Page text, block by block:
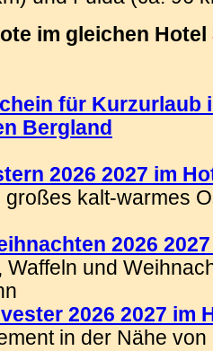
im gleichen Hotel
für Kurzurlaub
Bergland
2026 2027 im
großes kalt-warmes
2026
Waffeln und
2026 2027 im
in der Nähe von